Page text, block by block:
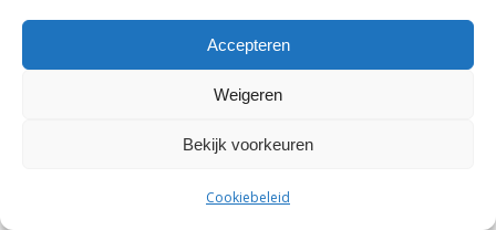
Accepteren
Weigeren
Bekijk voorkeuren
Cookiebeleid
selectieprocedure;
inhoudelijke informatie over opdrachten of
onderdelen die je moet voorbereiden;
bijvoorbeeld gesprekken, theorie-examens